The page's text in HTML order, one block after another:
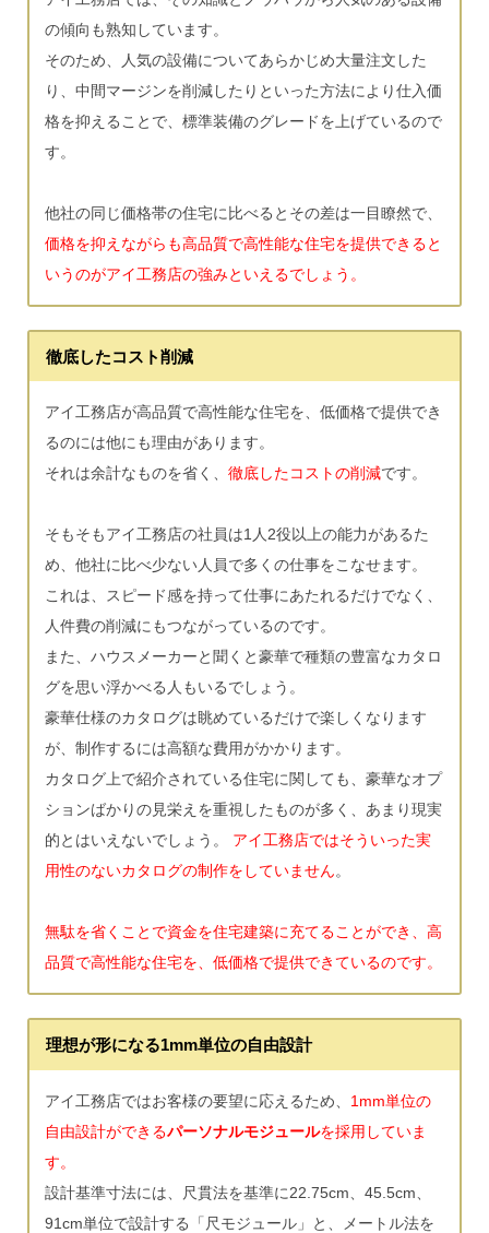
の傾向も熟知しています。
そのため、人気の設備についてあらかじめ大量注文した
り、中間マージンを削減したりといった方法により仕入価
格を抑えることで、標準装備のグレードを上げているので
す。
他社の同じ価格帯の住宅に比べるとその差は一目瞭然で、
価格を抑えながらも高品質で高性能な住宅を提供できると
いうのがアイ工務店の強みといえるでしょう。
徹底したコスト削減
アイ工務店が高品質で高性能な住宅を、低価格で提供でき
るのには他にも理由があります。
それは余計なものを省く、 徹底したコストの削減です。
そもそもアイ工務店の社員は1人2役以上の能力があるた
め、他社に比べ少ない人員で多くの仕事をこなせます。
これは、スピード感を持って仕事にあたれるだけでなく、
人件費の削減にもつながっているのです。
また、ハウスメーカーと聞くと豪華で種類の豊富なカタロ
グを思い浮かべる人もいるでしょう。
豪華仕様のカタログは眺めているだけで楽しくなります
が、制作するには高額な費用がかかります。
カタログ上で紹介されている住宅に関しても、豪華なオプ
ションばかりの見栄えを重視したものが多く、あまり現実
的とはいえないでしょう。 アイ工務店ではそういった実
用性のないカタログの制作をしていません。
無駄を省くことで資金を住宅建築に充てることができ、高
品質で高性能な住宅を、低価格で提供できているのです。
理想が形になる1mm単位の自由設計
アイ工務店ではお客様の要望に応えるため、 1mm単位の
自由設計ができるパーソナルモジュールを採用していま
す。
設計基準寸法には、尺貫法を基準に22.75cm、45.5cm、
91cm単位で設計する「尺モジュール」と、メートル法を